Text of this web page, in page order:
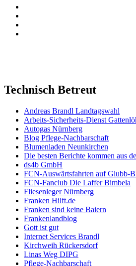
Technisch Betreut
Andreas Brandl Landtagswahl
Arbeits-Sicherheits-Dienst
Autogas Nürnberg
Blog Pflege-Nachbarschaft
Blumenladen Neunkirchen
Die besten Berichte kommen aus
ds4b GmbH
FCN-Auswärtsfahrten auf Glubb-
FCN-Fanclub Die Laffer Bimbela
Fliesenleger Nürnberg
Franken Hilft.de
Franken sind keine Baiern
Frankenlandblog
Gott ist gut
Internet Services Brandl
Kirchweih Rückersdorf
Linas Weg DIPG
Pflege-Nachbarschaft